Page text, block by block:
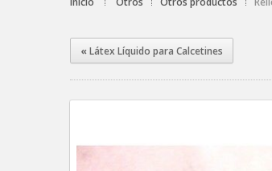
«Látex Líquido para Calcetines